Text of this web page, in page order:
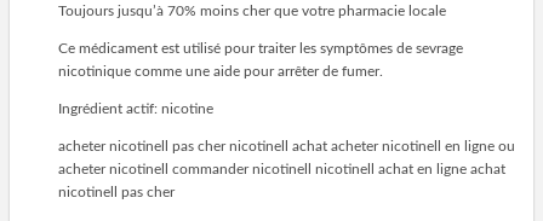
Toujours jusqu’à 70% moins cher que votre pharmacie locale
Ce médicament est utilisé pour traiter les symptômes de sevrage
nicotinique comme une aide pour arrêter de fumer.
Ingrédient actif: nicotine
acheter nicotinell pas cher nicotinell achat acheter nicotinell en ligne ou
acheter nicotinell commander nicotinell nicotinell achat en ligne achat
nicotinell pas cher